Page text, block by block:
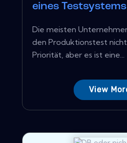
eines Testsystems
Die meisten
den Produktionstest
Priorität, aber es ist eine...
View